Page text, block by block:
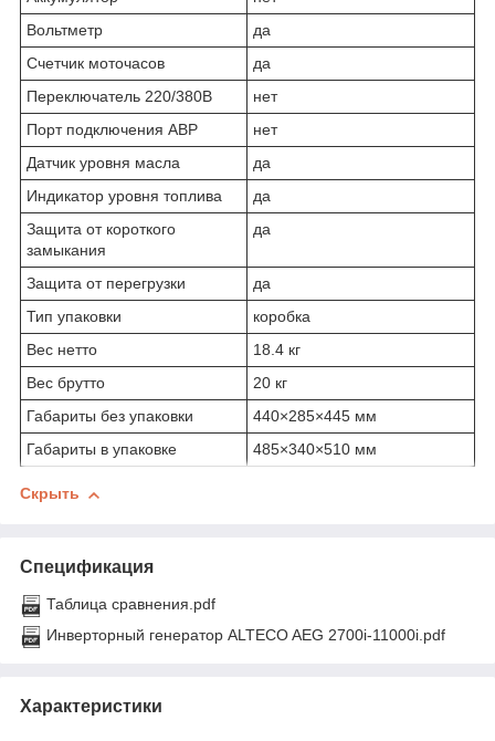
Вольтметр
да
Счетчик моточасов
да
Переключатель 220/380В
нет
Порт подключения АВР
нет
Датчик уровня масла
да
Индикатор уровня топлива
да
Защита от короткого
замыкания
да
Защита от перегрузки
да
Тип упаковки
коробка
Вес нетто
18.4 кг
Вес брутто
20 кг
Габариты без упаковки
440×285×445 мм
Габариты в упаковке
485×340×510 мм
Скрыть
Спецификация
Таблица сравнения.pdf
Инверторный генератор ALTECO AEG 2700i-11000i.pdf
Характеристики